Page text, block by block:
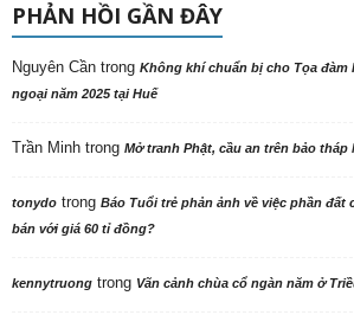
PHẢN HỒI GẦN ĐÂY
Nguyên Cần trong Không khí chuẩn bị cho Tọa đàm
ngoại năm 2025 tại Huế
Trần Minh trong Mở tranh Phật, cầu an trên bảo tháp
tonydo trong Báo Tuổi trẻ phản ảnh về việc phần đất
bán với giá 60 tỉ đồng?
kennytruong trong Vãn cảnh chùa cổ ngàn năm ở